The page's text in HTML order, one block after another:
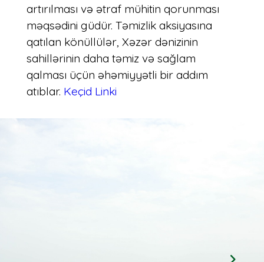
artırılması və ətraf mühitin qorunması
məqsədini güdür. Təmizlik aksiyasına
qatılan könüllülər, Xəzər dənizinin
sahillərinin daha təmiz və sağlam
qalması üçün əhəmiyyətli bir addım
atıblar. Keçid Linki